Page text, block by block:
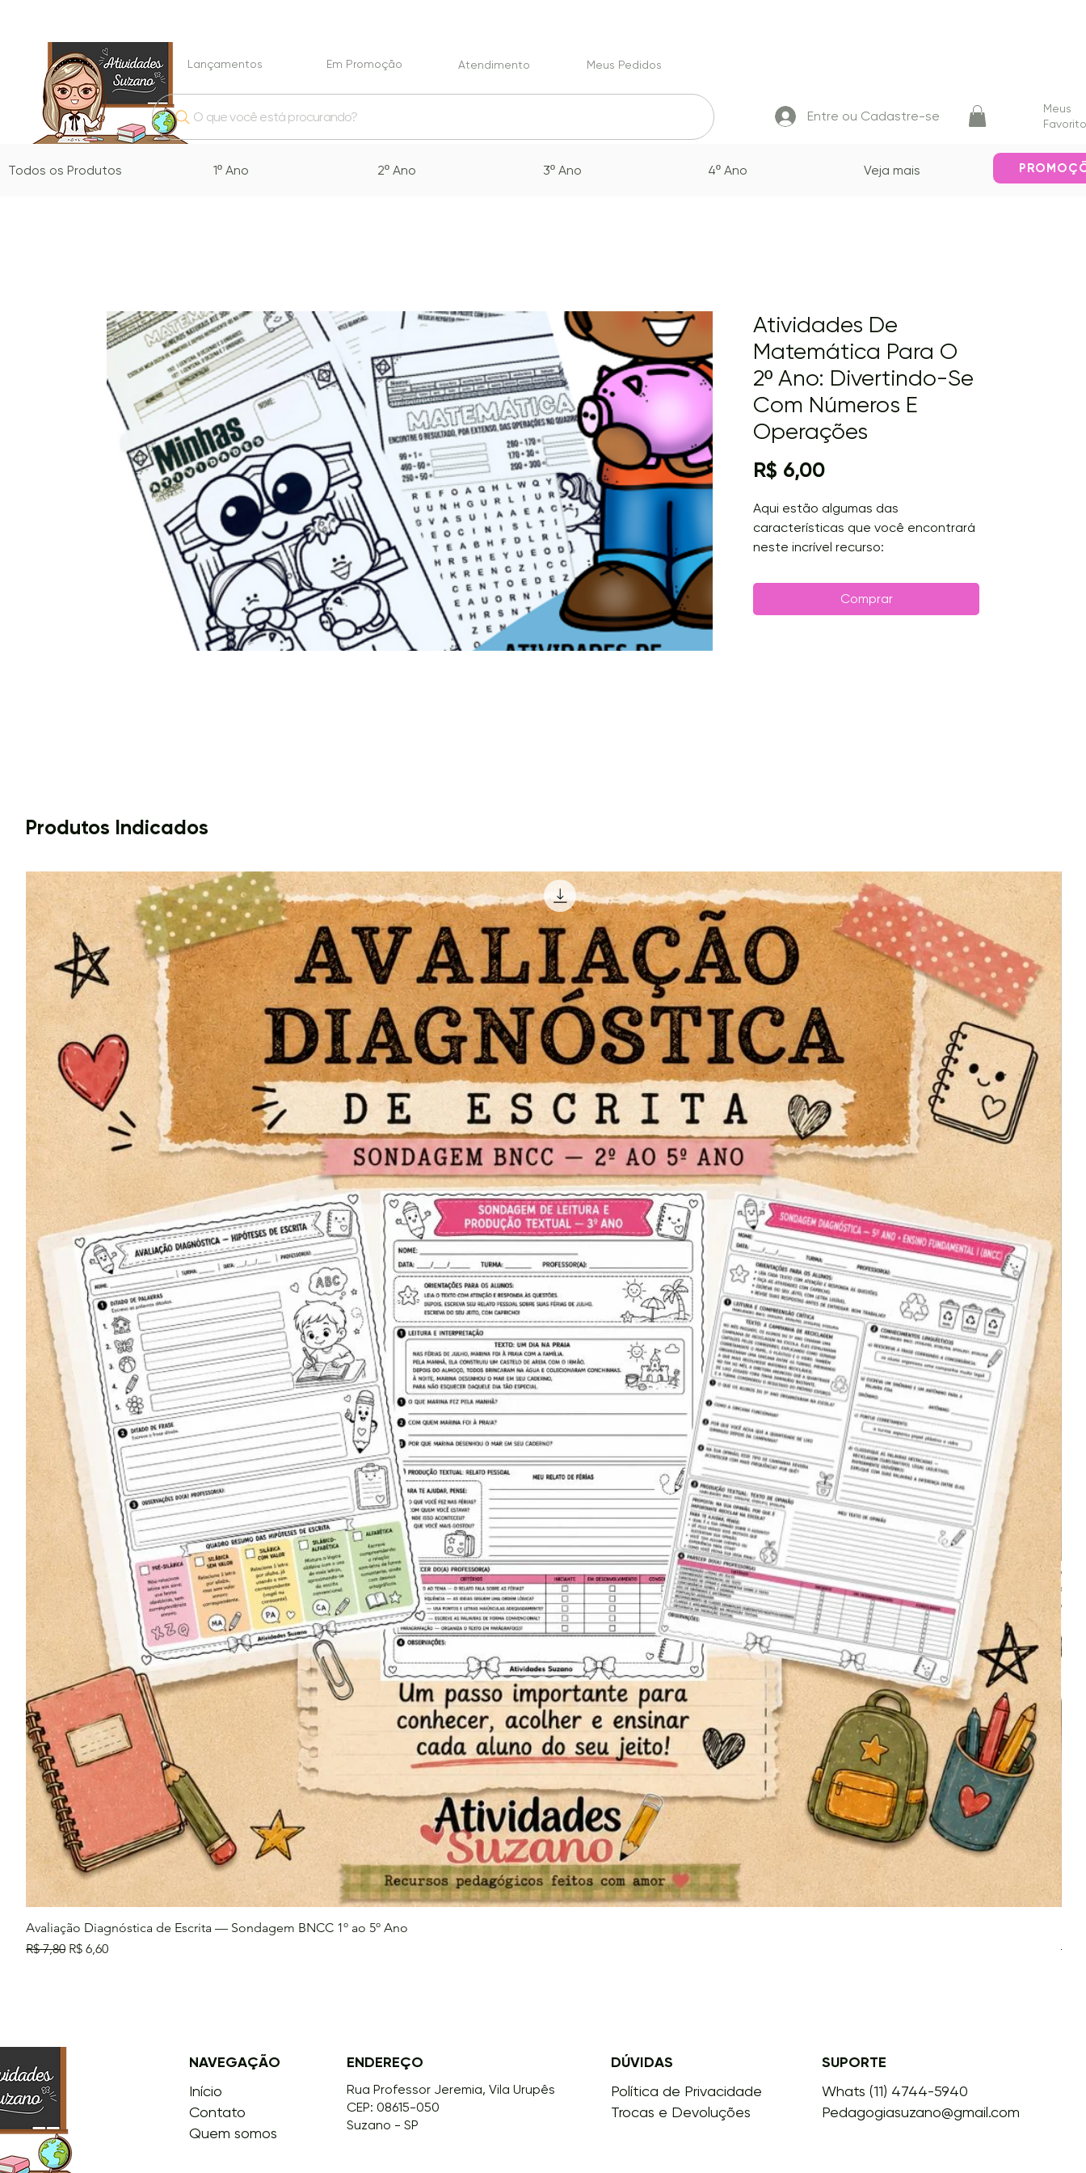
Lançamentos Em Promoção Atendimento Meus Pedidos
O que você está procurando? Entre ou Cadastre-se
Meus
Todos os Produtos 1º Ano 2º Ano 3º Ano 4º Ano Veja mais
Atividades De
Matemática Para O
2º Ano: Divertindo-Se
Com Números E
Operações
R$ 6,00Preço
Aqui estão algumas das
características que você encontrará
neste incrível recurso:
criatividade dos alunos com uma
capinha personalizável para colorir.
divertida, os alunos terão que
encontrar resultados específicos por
meio de operações matemáticas.
Desafie-os a buscar as soluções
corretas enquanto desenvolvem o
raciocínio lógico e as habilidades de
cálculo mental.
Números naturais até 300: Com esta
seção, os alunos poderão praticar a
identificação, comparação e
ordenação de números naturais até
300. Eles terão a oportunidade de
explorar os conceitos de dezenas e
unidades enquanto aprimoram suas
habilidades numéricas.
Atividades sobre nosso dinheiro:
Nesta parte do arquivo digital, os
alunos aprenderão sobre o sistema
monetário e as diferentes moedas.
Eles terão a chance de praticar a
contagem de dinheiro e resolver
problemas relacionados ao uso do
dinheiro no dia a dia.
Todas as atividades foram
cuidadosamente projetadas para
serem impressas em formato PDF,
proporcionando a você facilidade e
conveniência. Basta imprimir as
páginas necessárias e distribuí-las
aos seus alunos.
Comprar
Produtos Indicados
Avaliação Diagnóstica de Escrita — Sondagem BNCC 1º ao 5º Ano
Preço normal
R$ 7,80 Preço promocional
R$ 6,60 R$
NAVEGAÇÃO
Início
Contato
Quem somos
ENDEREÇO
Rua Professor Jeremia, Vila Urupês
CEP: 08615-050
Suzano - SP
DÚVIDAS
Política de Privacidade
Trocas e Devoluções
SUPORTE
Whats (11) 4744-5940
Pedagogiasuzano@gmail.com